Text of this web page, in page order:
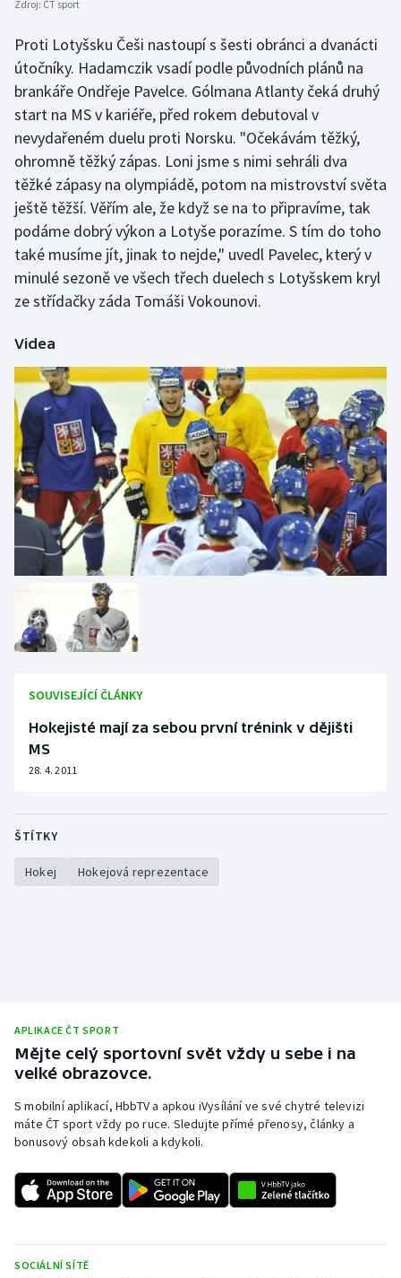
Stolní tenis
Triatlon
Veslování
Vodní slalom
Volejbal
Ostatní
Zdroj: ČT sport
Proti Lotyšsku Češi nastoupí s šesti obránci a dvanácti
útočníky. Hadamczik vsadí podle původních plánů na
brankáře Ondřeje Pavelce. Gólmana Atlanty čeká druhý
start na MS v kariéře, před rokem debutoval v
nevydařeném duelu proti Norsku. "Očekávám těžký,
ohromně těžký zápas. Loni jsme s nimi sehráli dva
těžké zápasy na olympiádě, potom na mistrovství světa
ještě těžší. Věřím ale, že když se na to připravíme, tak
podáme dobrý výkon a Lotyše porazíme. S tím do toho
také musíme jít, jinak to nejde," uvedl Pavelec, který v
minulé sezoně ve všech třech duelech s Lotyšskem kryl
ze střídačky záda Tomáši Vokounovi.
Videa
SOUVISEJÍCÍ ČLÁNKY
Hokejisté mají za sebou první trénink v dějišti
MS
28. 4. 2011
ŠTÍTKY
Hokej Hokejová reprezentace
APLIKACE ČT SPORT
Mějte celý sportovní svět vždy u sebe i na
velké obrazovce.
S mobilní aplikací, HbbTV a apkou iVysílání ve své chytré televizi
máte ČT sport vždy po ruce. Sledujte přímé přenosy, články a
bonusový obsah kdekoli a kdykoli.
SOCIÁLNÍ SÍTĚ